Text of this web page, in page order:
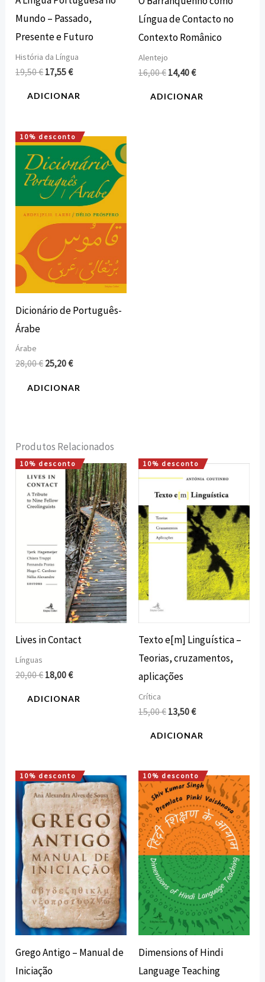
Mundo – Passado,
Presente e Futuro
História da Língua
19,50€ 17,55€
ADICIONAR
Língua de Contacto no
Contexto Românico
Alentejo
16,00€ 14,40€
ADICIONAR
10% desconto
Dicionário de Português-
Árabe
Árabe
28,00€
O
preço
original
era:
28,00 €.
25,20€
O
preço
atual
é:
25,20 €.
ADICIONAR
Produtos Relacionados
10% desconto
Lives in Contact
Línguas
20,00€
O
preço
original
era:
20,00 €.
18,00€
O
preço
atual
é:
18,00 €.
ADICIONAR
10% desconto
Texto e[m] Linguística –
Teorias, cruzamentos,
aplicações
Crítica
15,00€
O
preço
original
era:
15,00 €.
13,50€
O
preço
atual
13,50 €.
ADICIONAR
10% desconto
Grego Antigo – Manual de
Iniciação
O
preço
original
era:
18,00 €.
O
preço
atual
é:
16,20 €.
10% desconto
Dimensions of Hindi
Language Teaching
O
preço
original
era:
12,00 €.
O
preço
atual
é:
10,80 €.